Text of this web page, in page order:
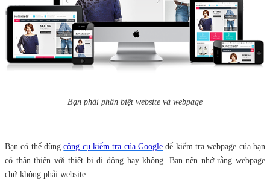
Bạn phải phân biệt website và webpage
Bạn có thể dùngcông cụ kiểm tra của Google để kiểm tra webpage của bạn
có thân thiện với thiết bị di động hay không. Bạn nên nhớ rằng webpage
chứ không phải website.